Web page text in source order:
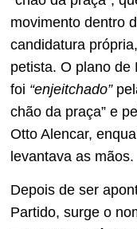
movimento dentro
candidatura
petista. O plano de
foi “enjeitchado”
chão da praça” e
Otto Alencar,
levantava as mãos.
Depois de ser
Partido, surge o